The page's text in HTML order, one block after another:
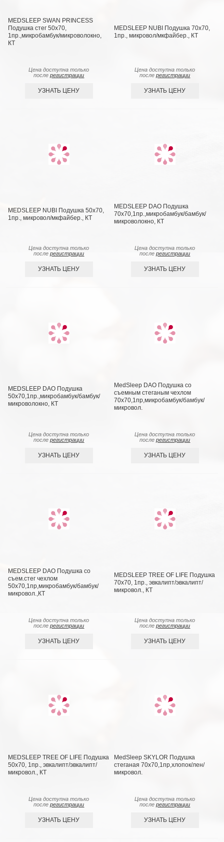
MEDSLEEP SWAN PRINCESS
Подушка стег 50х70,
1пр.,микробамбук/микроволокно,
КТ
Цена доступна только
послерегистрации
УЗНАТЬ ЦЕНУ
MEDSLEEP NUBI Подушка 70х70,
1пр., микровол/мкфайбер., КТ
Цена доступна только
послерегистрации
УЗНАТЬ ЦЕНУ
MEDSLEEP NUBI Подушка 50х70,
1пр., микровол/мкфайбер., КТ
Цена доступна только
послерегистрации
УЗНАТЬ ЦЕНУ
MEDSLEEP DAO Подушка
70х70,1пр.,микробамбук/бамбук/
микроволокно, КТ
Цена доступна только
послерегистрации
УЗНАТЬ ЦЕНУ
MEDSLEEP DAO Подушка
50х70,1пр.,микробамбук/бамбук/
микроволокно, КТ
Цена доступна только
послерегистрации
УЗНАТЬ ЦЕНУ
MedSleep DAO Подушка со
съемным стеганым чехлом
70х70,1пр,микробамбук/бамбук/
микровол.
Цена доступна только
послерегистрации
УЗНАТЬ ЦЕНУ
MEDSLEEP DAO Подушка со
съем.стег чехлом
50х70,1пр,микробамбук/бамбук/
микровол.,КТ
Цена доступна только
послерегистрации
УЗНАТЬ ЦЕНУ
MEDSLEEP TREE OF LIFE Подушка
70х70, 1пр., эвкалипт/эвкалипт/
микровол., КТ
Цена доступна только
послерегистрации
УЗНАТЬ ЦЕНУ
MEDSLEEP TREE OF LIFE Подушка
50х70, 1пр., эвкалипт/эвкалипт/
микровол., КТ
Цена доступна только
послерегистрации
УЗНАТЬ ЦЕНУ
MedSleep SKYLOR Подушка
стеганая 70х70,1пр,хлопок/лен/
микровол.
Цена доступна только
послерегистрации
УЗНАТЬ ЦЕНУ